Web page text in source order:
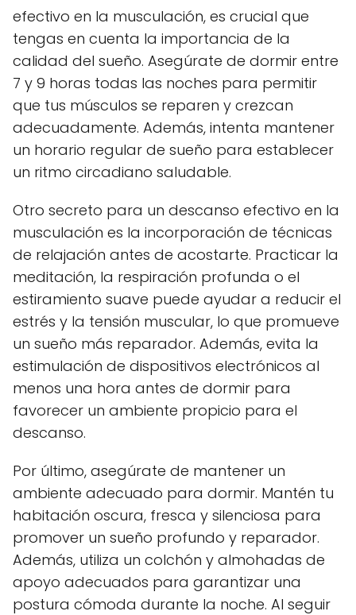
efectivo en la musculación, es crucial que
tengas en cuenta la importancia de la
calidad del sueño. Asegúrate de dormir entre
7 y 9 horas todas las noches para permitir
que tus músculos se reparen y crezcan
adecuadamente. Además, intenta mantener
un horario regular de sueño para establecer
un ritmo circadiano saludable.
Otro secreto para un descanso efectivo en la
musculación es la incorporación de técnicas
de relajación antes de acostarte. Practicar la
meditación, la respiración profunda o el
estiramiento suave puede ayudar a reducir el
estrés y la tensión muscular, lo que promueve
un sueño más reparador. Además, evita la
estimulación de dispositivos electrónicos al
menos una hora antes de dormir para
favorecer un ambiente propicio para el
descanso.
Por último, asegúrate de mantener un
ambiente adecuado para dormir. Mantén tu
habitación oscura, fresca y silenciosa para
promover un sueño profundo y reparador.
Además, utiliza un colchón y almohadas de
apoyo adecuados para garantizar una
postura cómoda durante la noche. Al seguir